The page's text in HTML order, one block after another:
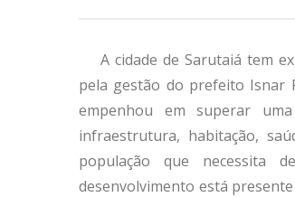
A cidade de Sarutaiá tem
pela gestão do prefeito Isnar
empenhou em superar
infraestrutura, habitação,
população que necessita
desenvolvimento está